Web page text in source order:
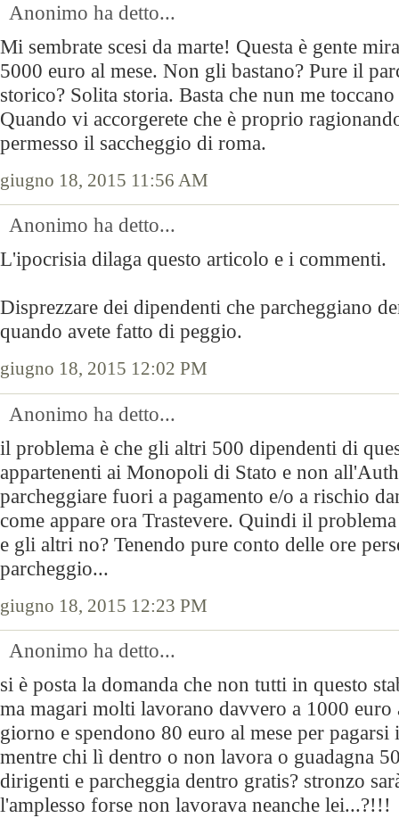
Anonimo ha detto...
Mi sembrate scesi da marte! Questa è gente
5000 euro al mese. Non gli bastano? Pure il
storico? Solita storia. Basta che nun me
Quando vi accorgerete che è proprio
permesso il saccheggio di roma.
giugno 18, 2015 11:56 AM
Anonimo ha detto...
L'ipocrisia dilaga questo articolo e i commenti.
Disprezzare dei dipendenti che parcheggiano
quando avete fatto di peggio.
giugno 18, 2015 12:02 PM
Anonimo ha detto...
il problema è che gli altri 500 dipendenti di
appartenenti ai Monopoli di Stato e non
parcheggiare fuori a pagamento e/o a rischio
come appare ora Trastevere. Quindi il
e gli altri no? Tenendo pure conto delle ore
parcheggio...
giugno 18, 2015 12:23 PM
Anonimo ha detto...
si è posta la domanda che non tutti in questo
ma magari molti lavorano davvero a 1000 euro
giorno e spendono 80 euro al mese per
mentre chi lì dentro o non lavora o guadagna
dirigenti e parcheggia dentro gratis? stronzo
l'amplesso forse non lavorava neanche lei...?!!!